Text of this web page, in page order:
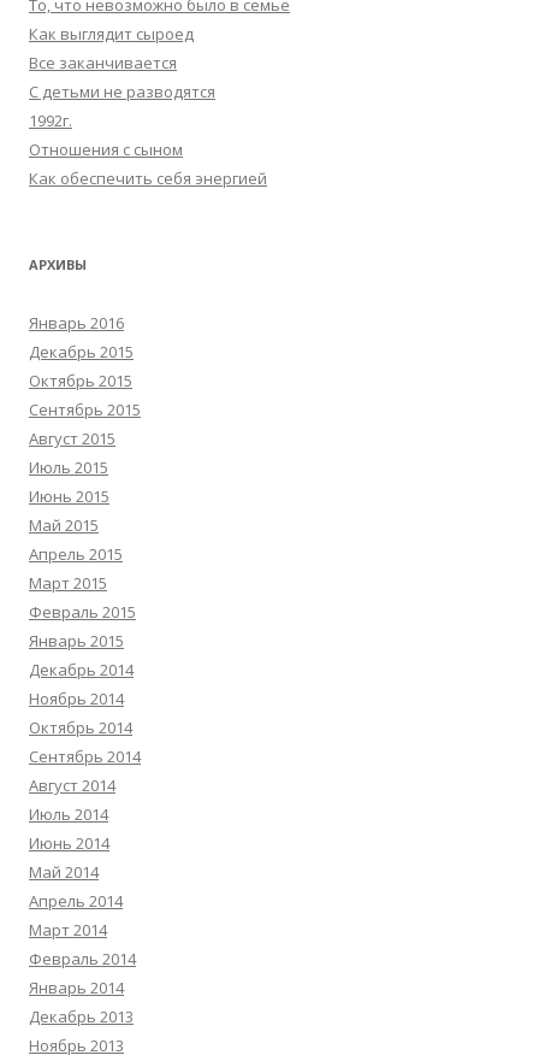
То, что невозможно было в семье
Как выглядит сыроед
Все заканчивается
С детьми не разводятся
1992г.
Отношения с сыном
Как обеспечить себя энергией
АРХИВЫ
Январь 2016
Декабрь 2015
Октябрь 2015
Сентябрь 2015
Август 2015
Июль 2015
Июнь 2015
Май 2015
Апрель 2015
Март 2015
Февраль 2015
Январь 2015
Декабрь 2014
Ноябрь 2014
Октябрь 2014
Сентябрь 2014
Август 2014
Июль 2014
Июнь 2014
Май 2014
Апрель 2014
Март 2014
Февраль 2014
Январь 2014
Декабрь 2013
Ноябрь 2013